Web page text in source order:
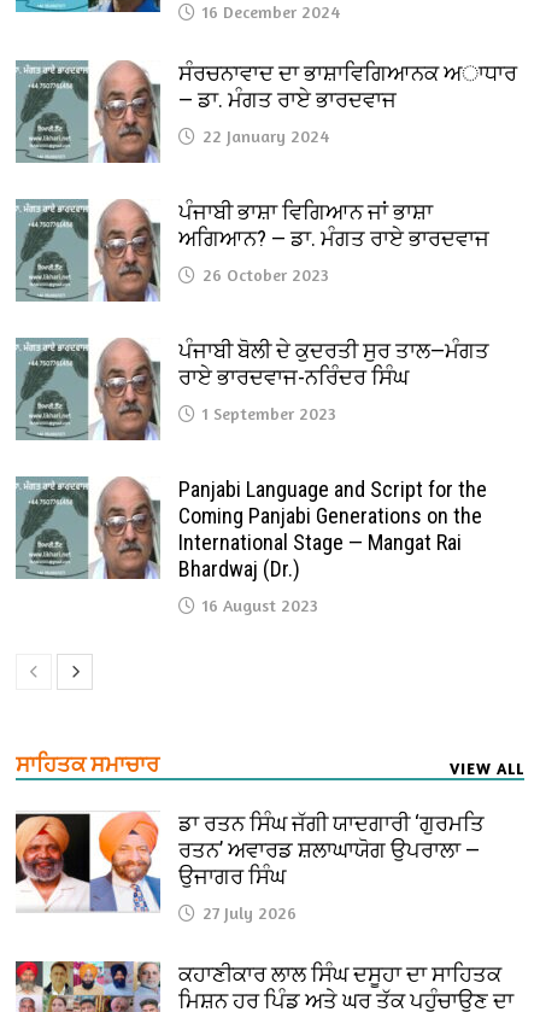
16 December 2024
ਸੰਰਚਨਾਵਾਦ ਦਾ ਭਾਸ਼ਾਵਿਗਿਆਨਕ ਅਾਧਾਰ
— ਡਾ. ਮੰਗਤ ਰਾਏ ਭਾਰਦਵਾਜ
22 January 2024
ਪੰਜਾਬੀ ਭਾਸ਼ਾ ਵਿਗਿਆਨ ਜਾਂ ਭਾਸ਼ਾ
ਅਗਿਆਨ? — ਡਾ. ਮੰਗਤ ਰਾਏ ਭਾਰਦਵਾਜ
26 October 2023
ਪੰਜਾਬੀ ਬੋਲੀ ਦੇ ਕੁਦਰਤੀ ਸੁਰ ਤਾਲ—ਮੰਗਤ
ਰਾਏ ਭਾਰਦਵਾਜ-ਨਰਿੰਦਰ ਸਿੰਘ
1 September 2023
Panjabi Language and Script for the
Coming Panjabi Generations on the
International Stage — Mangat Rai
Bhardwaj (Dr.)
16 August 2023
ਸਾਹਿਤਕ ਸਮਾਚਾਰ VIEW ALL
ਡਾ ਰਤਨ ਸਿੰਘ ਜੱਗੀ ਯਾਦਗਾਰੀ ‘ਗੁਰਮਤਿ
ਰਤਨ’ ਅਵਾਰਡ ਸ਼ਲਾਘਾਯੋਗ ਉਪਰਾਲਾ —
ਉਜਾਗਰ ਸਿੰਘ
27 July 2026
ਕਹਾਣੀਕਾਰ ਲਾਲ ਸਿੰਘ ਦਸੂਹਾ ਦਾ ਸਾਹਿਤਕ
ਮਿਸ਼ਨ ਹਰ ਪਿੰਡ ਅਤੇ ਘਰ ਤੱਕ ਪਹੁੰਚਾਉਣ ਦਾ